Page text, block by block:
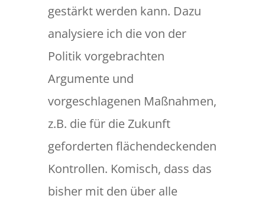
gestärkt werden kann. Dazu
analysiere ich die von der
Politik vorgebrachten
Argumente und
vorgeschlagenen Maßnahmen,
z.B. die für die Zukunft
geforderten flächendeckenden
Kontrollen. Komisch, dass das
bisher mit den über alle